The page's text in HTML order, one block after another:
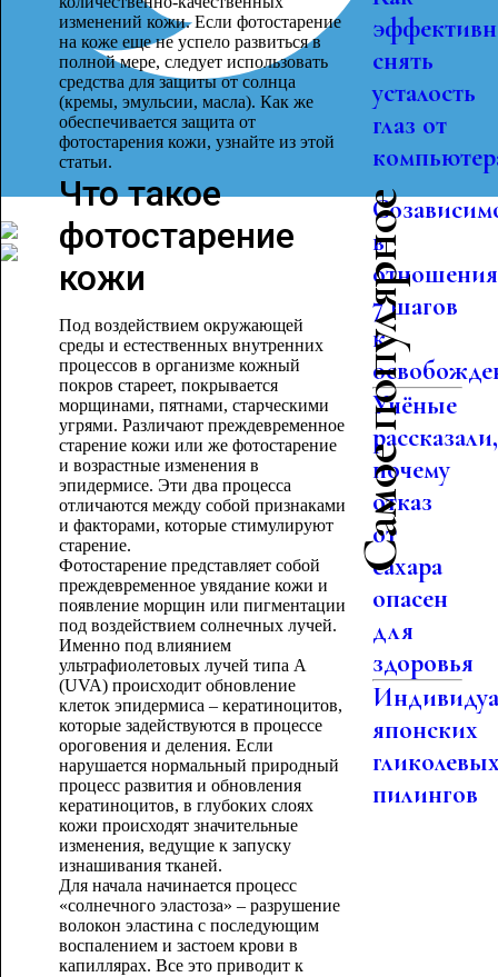
изменений кожи. Если фотостарение
на коже еще не успело развиться в
полной мере, следует использовать
средства для защиты от солнца
(кремы, эмульсии, масла). Как же
обеспечивается защита от
фотостарения кожи, узнайте из этой
статьи.
Что такое
фотостарение
кожи
Под воздействием окружающей
среды и естественных внутренних
процессов в организме кожный
покров стареет, покрывается
морщинами, пятнами, старческими
угрями. Различают преждевременное
старение кожи или же фотостарение
и возрастные изменения в
эпидермисе. Эти два процесса
отличаются между собой признаками
и факторами, которые стимулируют
старение.
Фотостарение представляет собой
преждевременное увядание кожи и
появление морщин или пигментации
под воздействием солнечных лучей.
Именно под влиянием
ультрафиолетовых лучей типа А
(UVA) происходит обновление
клеток эпидермиса – кератиноцитов,
которые задействуются в процессе
ороговения и деления. Если
нарушается нормальный природный
процесс развития и обновления
кератиноцитов, в глубоких слоях
кожи происходят значительные
изменения, ведущие к запуску
изнашивания тканей.
Для начала начинается процесс
«солнечного эластоза» – разрушение
волокон эластина с последующим
воспалением и застоем крови в
капиллярах. Все это приводит к
снять
усталость
глаз от
Самое популярное
в
7 шагов
к
Учёные
рассказали,
почему
отказ
от
сахара
опасен
для
здоровья
японских
пилингов